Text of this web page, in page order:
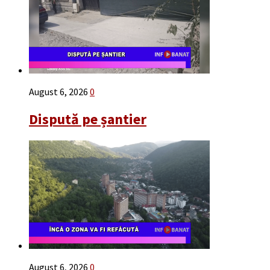
August 6, 2026 0
Dispută pe șantier
August 6, 2026 0